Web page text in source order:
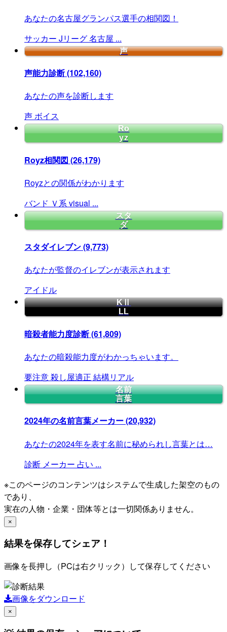
あなたの名古屋グランパス選手の相関図！
サッカー Jリーグ名古屋 ...
声
声能力診断(102,160)
あなたの声を診断します
声ボイス
Ro
yz
Royz相関図 (26,179)
Royzとの関係がわかります
バンド Ｖ系visual ...
スタ
ダ
スタダイレブン(9,773)
あなたが監督のイレブンが表示されます
アイドル
KⅡ
LL
暗殺者能力度診断(61,809)
あなたの暗殺能力度がわかっちゃいます。
要注意殺し屋適正 結構リアル
名前
言葉
2024年の名前言葉メーカー(20,932)
あなたの2024年を表す名前に秘められし言葉とは…
診断 メーカー 占い ...
※このページのコンテンツはシステムで生成した架空のもの
であり、
実在の人物・企業・団体等とは一切関係ありません。
×
結果を保存してシェア！
画像を長押し（PCは右クリック）して保存してください
画像をダウンロード
×